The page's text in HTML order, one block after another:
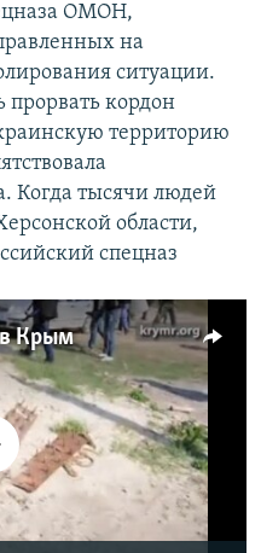
ОМОН,
на
ситуации.
кордон
территорию
Когда тысячи людей
области,
спецназ
Крым
available